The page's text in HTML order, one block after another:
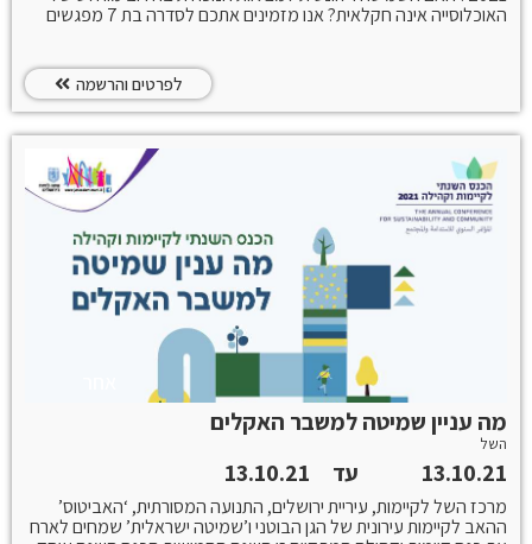
האוכלוסייה אינה חקלאית? אנו מזמינים אתכם לסדרה בת 7 מפגשים
לפרטים והרשמה
מה עניין שמיטה למשבר האקלים
השל
13.10.21 עד 13.10.21
מרכז השל לקיימות, עיריית ירושלים, התנועה המסורתית, ‘האביטוס’
ההאב לקיימות עירונית של הגן הבוטני ו’שמיטה ישראלית’ שמחים לארח